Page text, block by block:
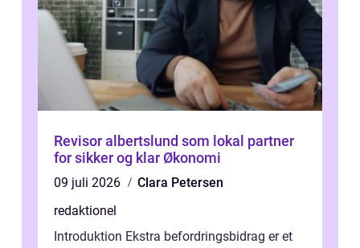
Revisor albertslund som lokal partner
for sikker og klar Økonomi
09 juli 2026
Clara Petersen
redaktionel
Introduktion Ekstra befordringsbidrag er et